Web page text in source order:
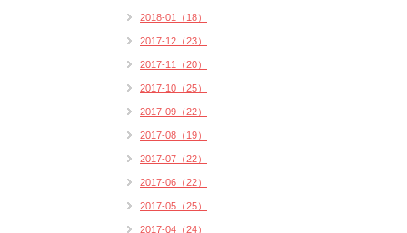
2018-01（18）
2017-12（23）
2017-11（20）
2017-10（25）
2017-09（22）
2017-08（19）
2017-07（22）
2017-06（22）
2017-05（25）
2017-04（24）